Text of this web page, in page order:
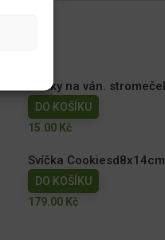
Háčky na ván.
DO KOŠÍKU
15.00 Kč
Svíčka
DO KOŠÍKU
179.00 Kč